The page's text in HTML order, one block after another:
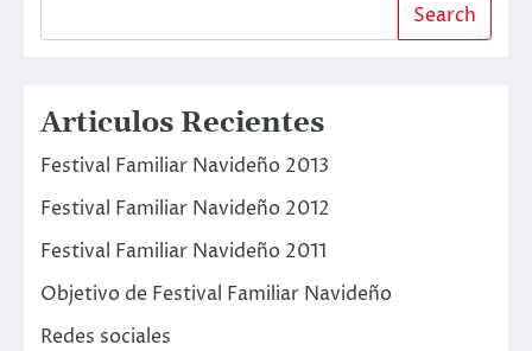
Search
Articulos Recientes
Festival Familiar Navideño 2013
Festival Familiar Navideño 2012
Festival Familiar Navideño 2011
Objetivo de Festival Familiar Navideño
Redes sociales